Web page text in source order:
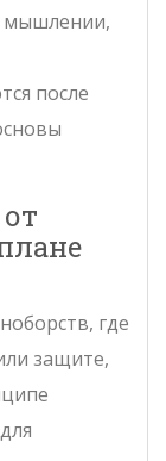
мышлении,
после
где
защите,